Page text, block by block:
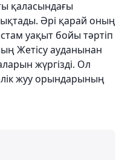
қаласындағы
Әрі қарай оның
уақыт бойы тәртіп
Жетісу ауданынан
жүргізді. Ол
жуу орындарының